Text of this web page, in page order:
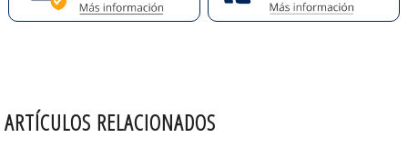
ARTÍCULOS RELACIONADOS